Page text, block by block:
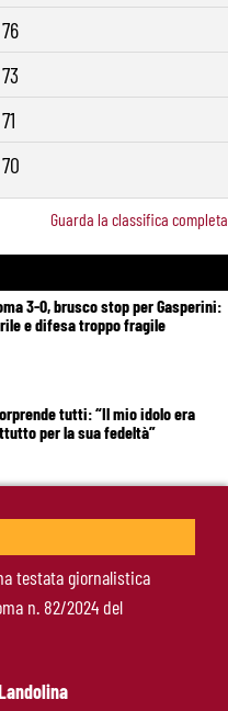
76
73
71
70
Guarda la classifica completa
3-0, brusco stop per Gasperini:
e difesa troppo fragile
tutti: “Il mio idolo era
per la sua fedeltà”
Gasperini ci prova davvero:
testata giornalistica
n. 82/2024 del